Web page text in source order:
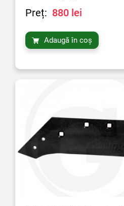
Preț: 880 lei
Adaugă în coș